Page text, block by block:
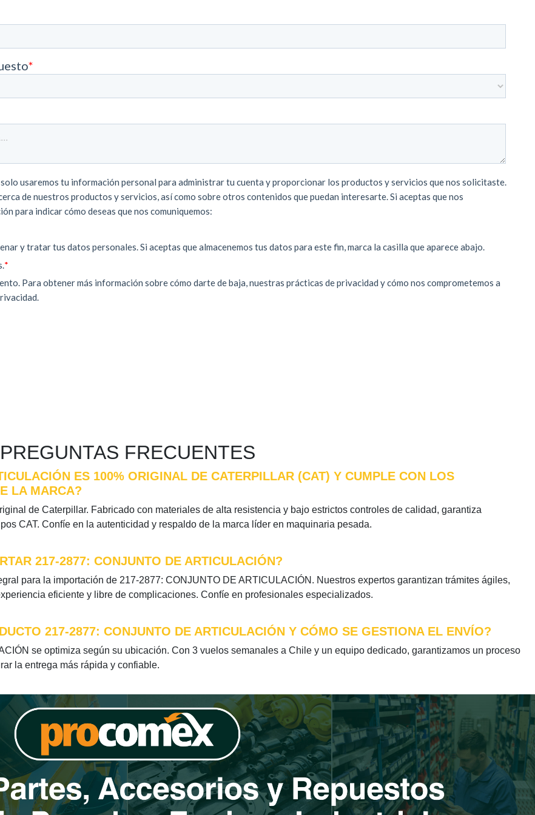
PREGUNTAS FRECUENTES
ES 100% ORIGINAL DE CATERPILLAR (CAT) Y CUMPLE CON LOS
LA MARCA?
de Caterpillar. Fabricado con materiales de alta resistencia y bajo estrictos controles de calidad, garantiza
CAT. Confíe en la autenticidad y respaldo de la marca líder en maquinaria pesada.
217-2877: CONJUNTO DE ARTICULACIÓN?
para la importación de 217-2877: CONJUNTO DE ARTICULACIÓN. Nuestros expertos garantizan trámites ágiles,
eficiente y libre de complicaciones. Confíe en profesionales especializados.
217-2877: CONJUNTO DE ARTICULACIÓN Y CÓMO SE GESTIONA EL ENVÍO?
se optimiza según su ubicación. Con 3 vuelos semanales a Chile y un equipo dedicado, garantizamos un proceso
la entrega más rápida y confiable.